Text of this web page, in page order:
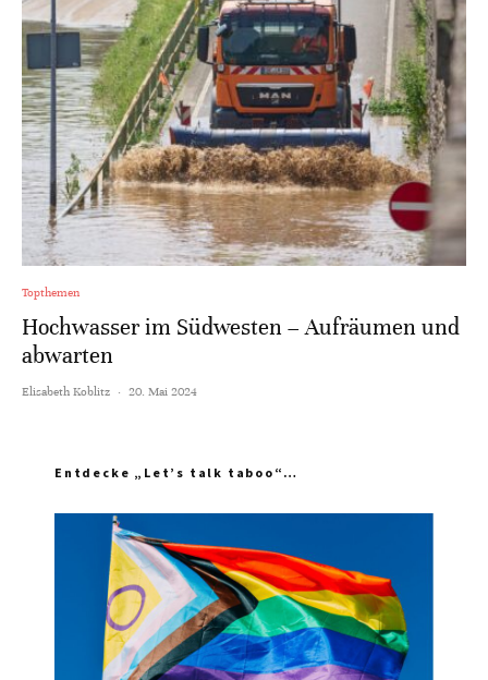
Topthemen
Hochwasser im Südwesten – Aufräumen und
abwarten
Elisabeth Koblitz · 20. Mai 2024
Entdecke „Let’s talk taboo“…